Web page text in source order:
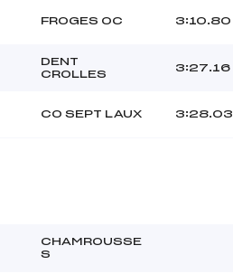
FROGES OC 3:10.80
DENT
CROLLES
3:27.16
CO SEPT LAUX 3:28.03
CHAMROUSSE
S